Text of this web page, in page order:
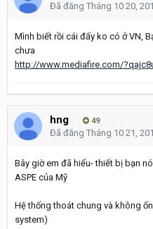
Đã đăng Tháng 10 20,
Mình biết rồi cái đấy ko có ở VN,
chưa
http://www.mediafire.com/
hng 49
Đã đăng Tháng 10 21,
Bây giờ em đã hiểu- thiết bị bạn
ASPE của Mỹ
Hệ thống thoát chung và không
system)